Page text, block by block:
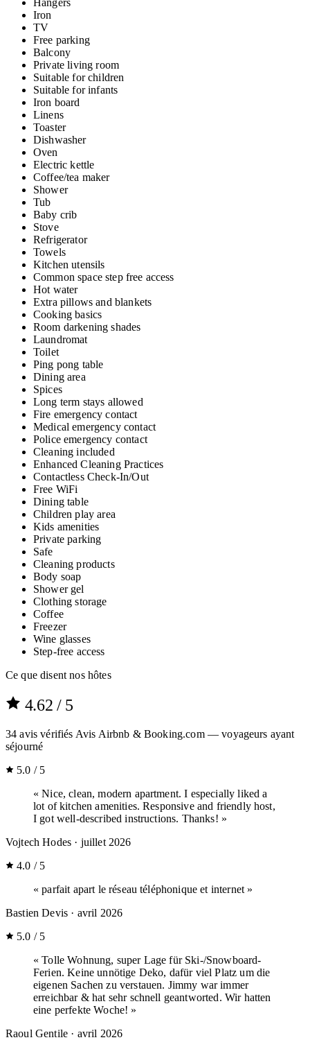
Hangers
Iron
TV
Free parking
Balcony
Private living room
Suitable for children
Suitable for infants
Iron board
Linens
Toaster
Dishwasher
Oven
Electric kettle
Coffee/tea maker
Shower
Tub
Baby crib
Stove
Refrigerator
Towels
Kitchen utensils
Common space step free access
Hot water
Extra pillows and blankets
Cooking basics
Room darkening shades
Laundromat
Toilet
Ping pong table
Dining area
Spices
Long term stays allowed
Fire emergency contact
Medical emergency contact
Police emergency contact
Cleaning included
Enhanced Cleaning Practices
Contactless Check-In/Out
Free WiFi
Dining table
Children play area
Kids amenities
Private parking
Safe
Cleaning products
Body soap
Shower gel
Clothing storage
Coffee
Freezer
Wine glasses
Step-free access
Ce que disent nos hôtes
4.62 / 5
34 avis vérifiés Avis Airbnb & Booking.com — voyageurs ayant
séjourné
5.0 / 5
« Nice, clean, modern apartment. I especially liked a
lot of kitchen amenities. Responsive and friendly host,
I got well-described instructions. Thanks! »
Vojtech Hodes · juillet 2026
4.0 / 5
« parfait apart le réseau téléphonique et internet »
Bastien Devis · avril 2026
5.0 / 5
« Tolle Wohnung, super Lage für Ski-/Snowboard-
Ferien. Keine unnötige Deko, dafür viel Platz um die
eigenen Sachen zu verstauen. Jimmy war immer
erreichbar & hat sehr schnell geantworted. Wir hatten
eine perfekte Woche! »
Raoul Gentile · avril 2026